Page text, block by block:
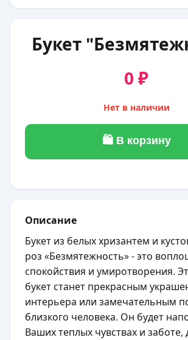
Букет
0 ₽
Нет в наличии
🛍 В корзину
Описание
Букет из белых хризантем и
роз «Безмятежность» - это
спокойствия и умиротворения.
букет станет прекрасным
интерьера или замечательным
близкого человека. Он будет
Ваших теплых чувствах и заботе,